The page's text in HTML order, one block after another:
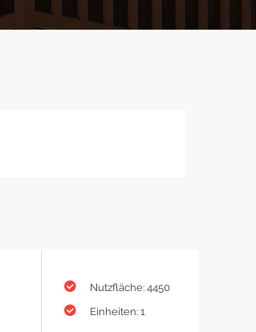
Nutzfläche: 4450
Einheiten: 1